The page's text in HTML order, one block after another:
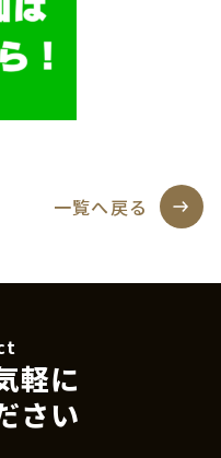
一覧へ戻る
軽に
さい